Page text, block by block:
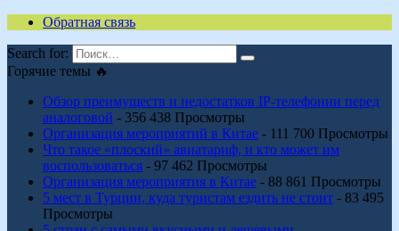
Обратная связь
Search for:
Горячие темы 🔥
Обзор преимуществ и недостатков IP-телефонии перед
аналоговой - 356 438 Просмотры
Организация мероприятий в Китае - 111 700 Просмотры
Что такое «плоский» авиатариф, и кто может им
воспользоваться - 97 462 Просмотры
Организация мероприятия в Китае - 88 861 Просмотры
5 мест в Турции, куда туристам ездить не стоит - 83 495
Просмотры